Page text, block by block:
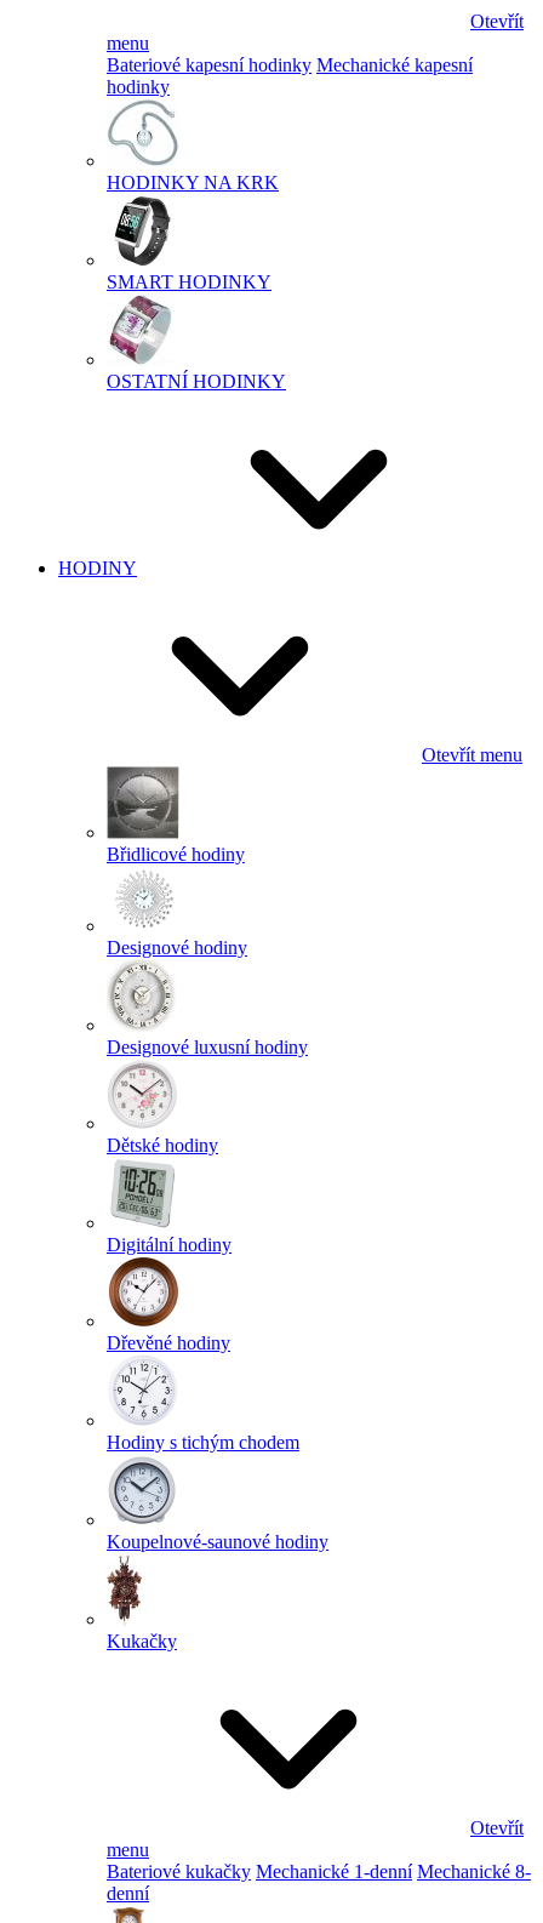
Otevřít
menu
Bateriové kapesní hodinky Mechanické kapesní
hodinky
HODINKY NA KRK
SMART HODINKY
OSTATNÍ HODINKY
HODINY
Otevřít menu
Břidlicové hodiny
Designové hodiny
Designové luxusní hodiny
Dětské hodiny
Digitální hodiny
Dřevěné hodiny
Hodiny s tichým chodem
Koupelnové-saunové hodiny
Kukačky
Otevřít
menu
Bateriové kukačky Mechanické 1-denní Mechanické 8-
denní